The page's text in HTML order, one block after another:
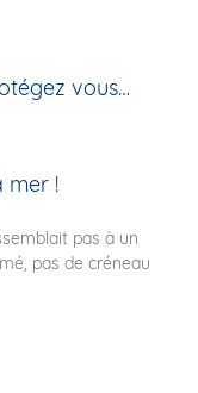
vous…
mer !
pas à un
pas de créneau